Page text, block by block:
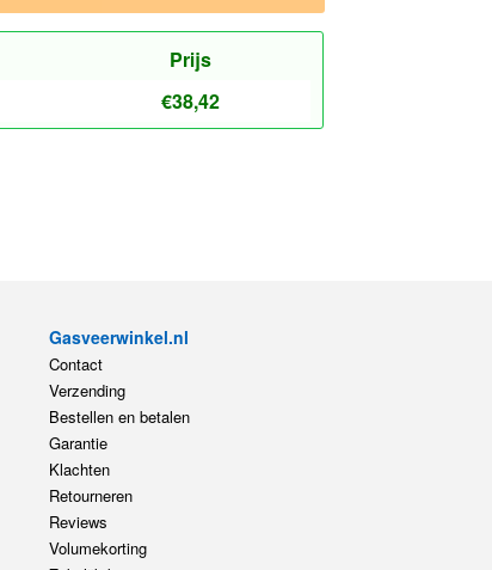
Prijs
€38,42
Gasveerwinkel.nl
Contact
Verzending
Bestellen en betalen
Garantie
Klachten
Retourneren
Reviews
Volumekorting